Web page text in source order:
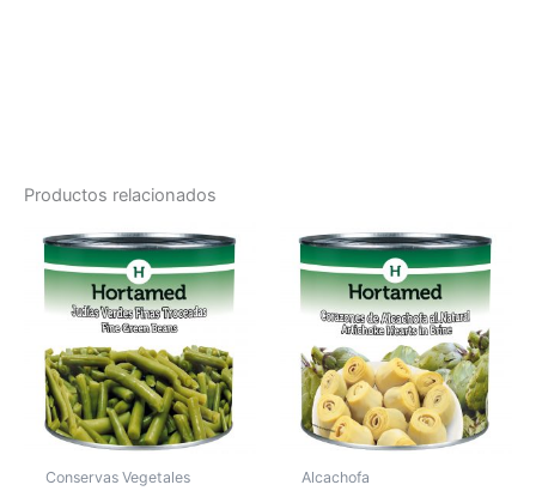
Productos relacionados
Conservas Vegetales Alcachofa